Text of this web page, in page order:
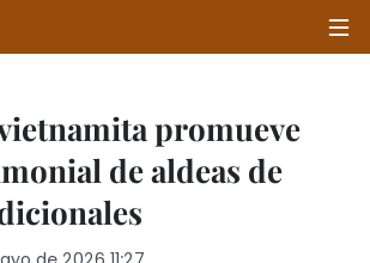
INICIO
POLÍTICA
promueve
de aldeas de